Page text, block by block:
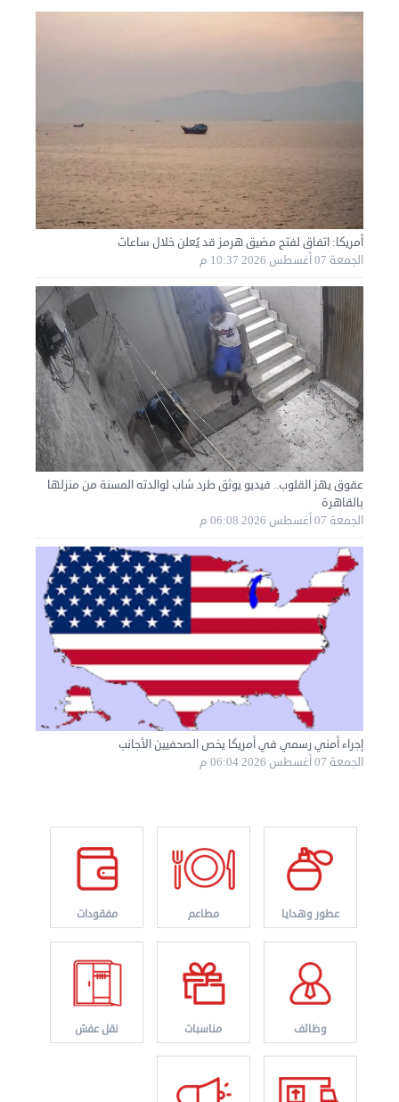
نقل عفش المنطقه العاشره 50636444 فك وتركيب ...
الإثنين 02 سبتمبر 2024 05:01 م
نقل عفش الكويت 50636444 فك وتركيب ايكيا محلي ...
الأحد 01 سبتمبر 2024 02:03 م
نقل عفش الكويت 50636444 فك وتركيب ايكيا محلي ...
أمريكا: اتفاق لفتح مضيق هرمز قد يُعلن خلال ساعات
الجمعة 07 أغسطس 2026 10:37 م
عقوق يهز القلوب.. فيديو يوثق طرد شاب لوالدته المسنة من منزلها
بالقاهرة
الجمعة 07 أغسطس 2026 06:08 م
إجراء أمني رسمي في أمريكا يخص الصحفيين الأجانب
الجمعة 07 أغسطس 2026 06:04 م
عطور وهدايا مطاعم مفقودات
وظائف مناسبات نقل عفش